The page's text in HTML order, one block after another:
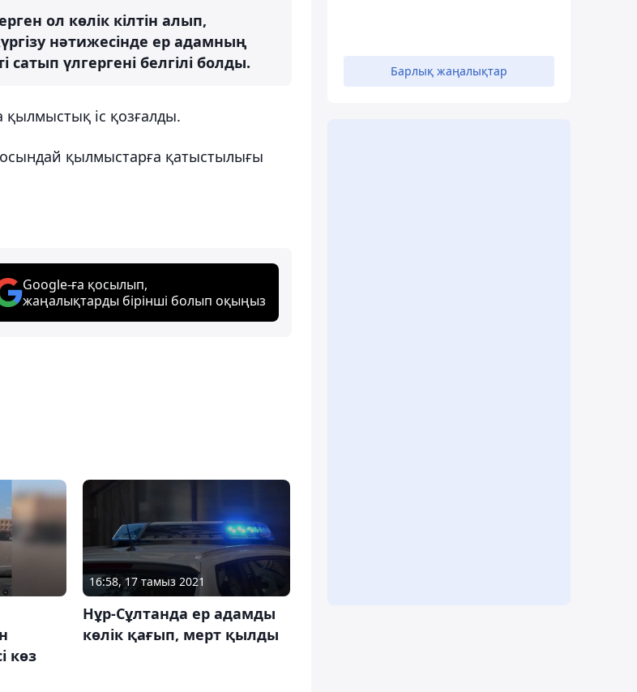
ол көлік кілтін алып,
нәтижесінде ер адамның
үлгергені белгілі болды.
іс қозғалды.
қылмыстарға қатыстылығы
Google-ға қосылып,
жаңалықтарды бірінші болып оқыңыз
көз
16:58, 17 тамыз 2021
Нұр-Сұлтанда ер адамды
көлік қағып, мерт қылды
Барлық жаңалықтар